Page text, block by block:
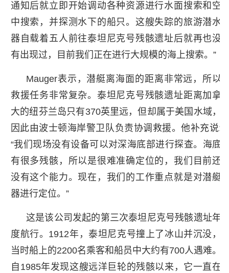
通知后就立即开始调动各种资源进行水面搜索和空
中搜索，并探测水下的船只。这艘失踪的旅游潜水
器自载着五人前往泰坦尼克号残骸遗址后就再也没
有出现过，目前我们正在进行大规模的海上搜索。”
Mauger表示，潜艇离海面的距离非常远，所以
救援任务非常复杂。泰坦尼克号残骸遗址距离加拿
大的纽芬兰岛只有370英里远，但却属于美国水域，
因此由波士顿海岸警卫队负责协调救援。他补充说:
“我们现场没有设备可以对深海底部进行探查。海底
有很多残骸，所以是很难准确定位的，我们目前还
没有这个能力。现在，我们的工作重点就是对潜艇
器进行定位。”
这是该公司发起的第三次泰坦尼克号残骸遗址年
度航行。1912年，泰坦尼克号撞上了冰山并沉没，
当时船上的2200名乘客和船员中大约有700人遇难。
自1985年发现这艘远洋巨轮的残骸以来，它一直在